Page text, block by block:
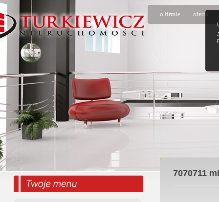
o firmie oferta
7070711